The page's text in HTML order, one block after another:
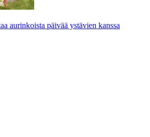
aurinkoista päivää ystävien kanssa